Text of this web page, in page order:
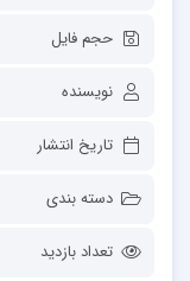
حجم فایل
نویسنده
تاریخ انتشار
دسته بندی
تعداد بازدید